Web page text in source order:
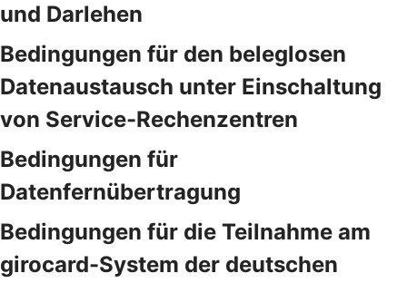
und Darlehen
Bedingungen für den beleglosen
Datenaustausch unter Einschaltung
von Service-Rechenzentren
Bedingungen für
Datenfernübertragung
Bedingungen für die Teilnahme am
girocard-System der deutschen